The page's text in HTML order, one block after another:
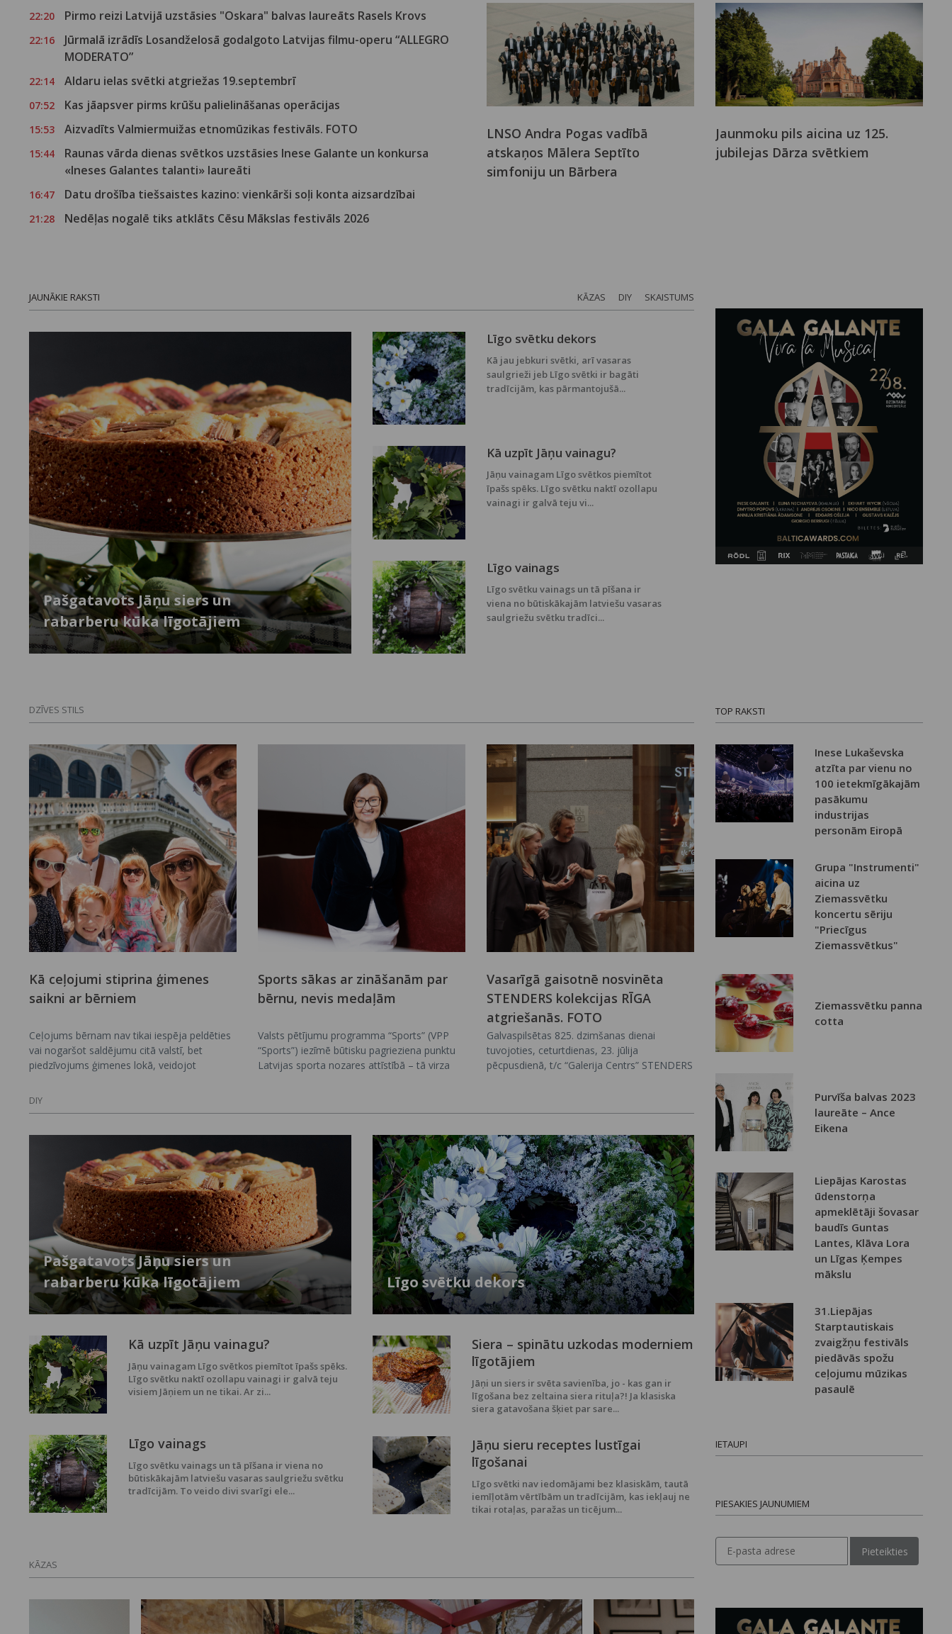
22:20 Pirmo reizi Latvijā uzstāsies "Oskara" balvas laureāts Rasels Krovs
22:16
Jūrmalā izrādīs Losandželosā godalgoto Latvijas filmu-operu “ALLEGRO
MODERATO”
22:14 Aldaru ielas svētki atgriežas 19.septembrī
07:52 Kas jāapsver pirms krūšu palielināšanas operācijas
15:53 Aizvadīts Valmiermuižas etnomūzikas festivāls. FOTO
15:44
Raunas vārda dienas svētkos uzstāsies Inese Galante un konkursa
«Ineses Galantes talanti» laureāti
16:47 Datu drošība tiešsaistes kazino: vienkārši soļi konta aizsardzībai
21:28 Nedēļas nogalē tiks atklāts Cēsu Mākslas festivāls 2026
LNSO Andra Pogas vadībā
atskaņos Mālera Septīto
simfoniju un Bārbera
Jaunmoku pils aicina uz 125.
jubilejas Dārza svētkiem
JAUNĀKIE RAKSTI KĀZAS DIY SKAISTUMS
Pašgatavots Jāņu siers un
rabarberu kūka līgotājiem
Līgo svētku dekors
Kā jau jebkuri svētki, arī vasaras
saulgrieži jeb Līgo svētki ir bagāti
tradīcijām, kas pārmantojušā...
Kā uzpīt Jāņu vainagu?
Jāņu vainagam Līgo svētkos piemītot
īpašs spēks. Līgo svētku naktī ozollapu
vainagi ir galvā teju vi...
Līgo vainags
Līgo svētku vainags un tā pīšana ir
viena no būtiskākajām latviešu vasaras
saulgriežu svētku tradīci...
DZĪVES STILS
Kā ceļojumi stiprina ģimenes
saikni ar bērniem
Ceļojums bērnam nav tikai iespēja peldēties
vai nogaršot saldējumu citā valstī, bet
piedzīvojums ģimenes lokā, veidojot
pārņem vecāku, vecvecāku pieredzi, iepazīst
citas kultūras, valodas un tradīcijas, nemanot
Sports sākas ar zināšanām par
bērnu, nevis medaļām
Valsts pētījumu programma “Sports” (VPP
“Sports”) iezīmē būtisku pagrieziena punktu
Latvijas sporta nozares attīstībā – tā virza
politikas daļu. Programmā iegūtās zināšanas
un vesels cilvēks un kādi lēmumi
nepieciešami, lai sporta vide būtu droša,
attīstoša un vērsta uz ilgtermiņu.
Vasarīgā gaisotnē nosvinēta
STENDERS kolekcijas RĪGA
atgriešanās. FOTO
Galvaspilsētas 825. dzimšanas dienai
tuvojoties, ceturtdienas, 23. jūlija
pēcpusdienā, t/c “Galerija Centrs” STENDERS
ko kuplā skaitā apmeklēja rīdzinieki un
DIY
Pašgatavots Jāņu siers un
rabarberu kūka līgotājiem
Līgo svētku dekors
Kā uzpīt Jāņu vainagu?
Jāņu vainagam Līgo svētkos piemītot īpašs spēks.
Līgo svētku naktī ozollapu vainagi ir galvā teju
visiem Jāņiem un ne tikai. Ar zi...
Līgo vainags
Līgo svētku vainags un tā pīšana ir viena no
būtiskākajām latviešu vasaras saulgriežu svētku
tradīcijām. To veido divi svarīgi ele...
Siera – spinātu uzkodas moderniem
līgotājiem
Jāņi un siers ir svēta savienība, jo - kas gan ir
līgošana bez zeltaina siera rituļa?! Ja klasiska
siera gatavošana šķiet par sare...
Jāņu sieru receptes lustīgai
līgošanai
Līgo svētki nav iedomājami bez klasiskām, tautā
iemīļotām vērtībām un tradīcijām, kas iekļauj ne
tikai rotaļas, paražas un ticējum...
KĀZAS
TOP RAKSTI
Inese Lukaševska
atzīta par vienu no
100 ietekmīgākajām
pasākumu
industrijas
personām Eiropā
Grupa "Instrumenti"
aicina uz
Ziemassvētku
koncertu sēriju
"Priecīgus
Ziemassvētkus"
Ziemassvētku panna
cotta
Purvīša balvas 2023
laureāte – Ance
Eikena
Liepājas Karostas
ūdenstorņa
apmeklētāji šovasar
baudīs Guntas
Lantes, Klāva Lora
un Līgas Ķempes
mākslu
31.Liepājas
Starptautiskais
zvaigžņu festivāls
piedāvās spožu
ceļojumu mūzikas
pasaulē
IETAUPI
PIESAKIES JAUNUMIEM
Pieteikties